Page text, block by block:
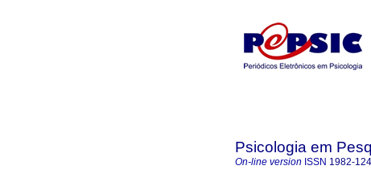
Psicologia em
On-line version ISSN 1982-